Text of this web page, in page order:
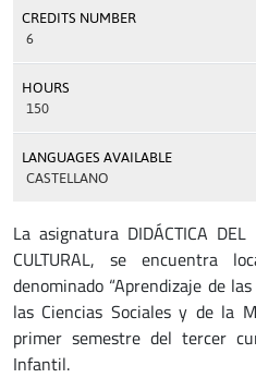
CREDITS NUMBER
6
HOURS
150
LANGUAGES AVAILABLE
CASTELLANO
La asignatura DIDÁCTICA
CULTURAL, se encuentra
denominado “Aprendizaje de
las Ciencias Sociales y de la
primer semestre del tercer
Infantil.